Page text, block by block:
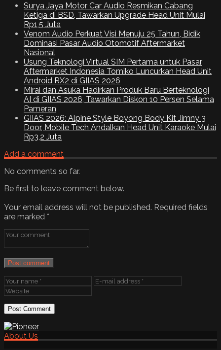
Surya Jaya Motor Car Audio Resmikan Cabang
Ketiga di BSD, Tawarkan Upgrade Head Unit Mulai
Rp1,5 Juta
Venom Audio Perkuat Visi Menuju 25 Tahun, Bidik
Dominasi Pasar Audio Otomotif Aftermarket
Nasional
Usung Teknologi Virtual SIM Pertama untuk Pasar
Aftermarket Indonesia Tomiko Luncurkan Head Unit
Android RX2 di GIIAS 2026
Mirai dan Asuka Hadirkan Produk Baru Berteknologi
AI di GIIAS 2026, Tawarkan Diskon 10 Persen Selama
Pameran
GIIAS 2026: Alpine Style Boyong Body Kit Jimny 3
Door, Mobile Tech Andalkan Head Unit Karaoke Mulai
Rp3,2 Juta
Add a comment
No comments so far.
Be first to leave comment below.
Your email address will not be published. Required fields
are marked *
Post comment
About Us